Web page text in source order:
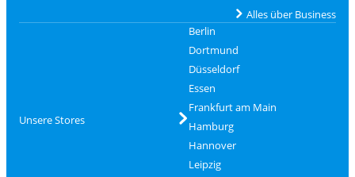
Alles über Business
Unsere Stores
Berlin
Dortmund
Düsseldorf
Essen
Frankfurt am Main
Hamburg
Hannover
Leipzig